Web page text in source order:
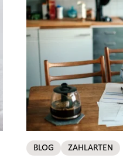
BLOG ZAHLARTEN